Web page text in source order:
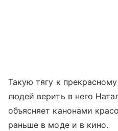
Такую тягу к
людей верить в него
объясняет канонами
раньше в моде и в кино.